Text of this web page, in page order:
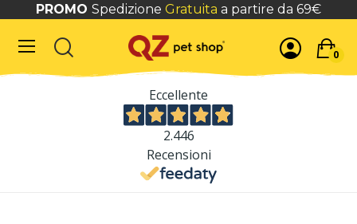
PROMO Spedizione Gratuita a partire da 69€
0
Eccellente
2.446
Recensioni